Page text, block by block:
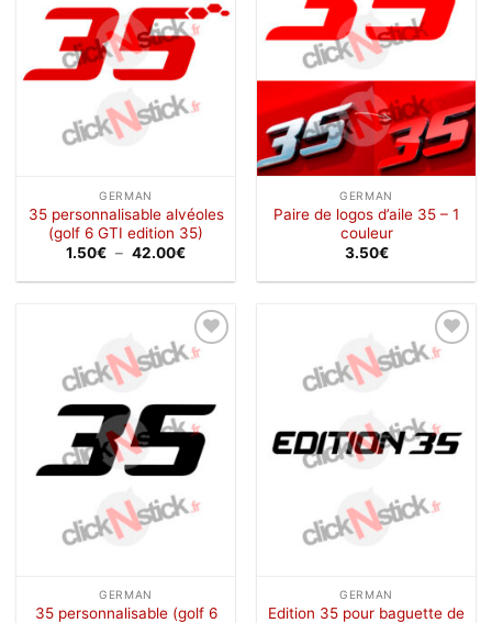
GERMAN
35 personnalisable alvéoles
(golf 6 GTI edition 35)
1.50€ – 42.00€Plage
prix :
42.00€
GERMAN
Paire de logos d’aile 35 – 1
couleur
3.50€
Ajouter
GERMAN
35 personnalisable (golf 6
Ajouter
GERMAN
Edition 35 pour baguette de